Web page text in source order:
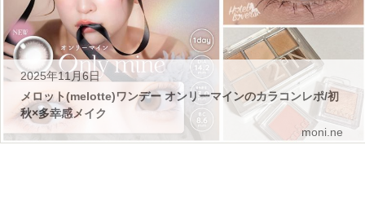
2025年11月6日
メロット(melotte)ワンデー オンリーマインのカラコンレポ/初
秋×多幸感メイク
moni.ne